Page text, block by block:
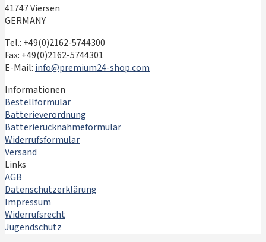
41747 Viersen
GERMANY
Tel.: +49(0)2162-5744300
Fax: +49(0)2162-5744301
E-Mail: info@premium24-shop.com
Informationen
Bestellformular
Batterieverordnung
Batterierücknahmeformular
Widerrufsformular
Versand
Links
AGB
Datenschutzerklärung
Impressum
Widerrufsrecht
Jugendschutz